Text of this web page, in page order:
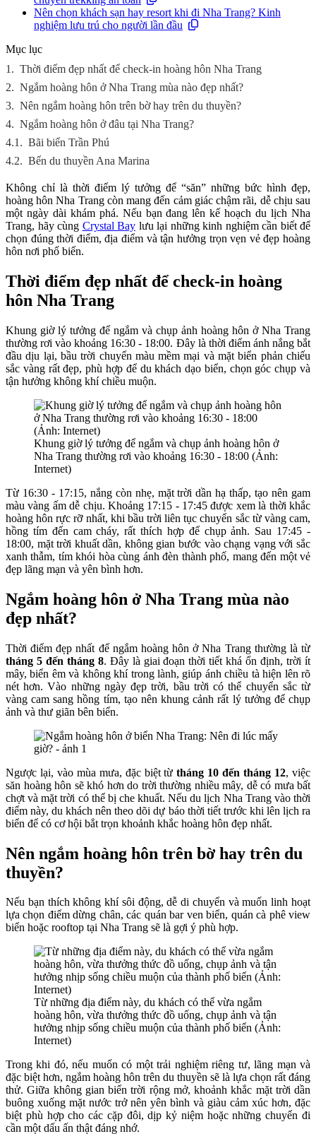
Nên chọn khách sạn hay resort khi đi Nha Trang? Kinh
nghiệm lưu trú cho người lần đầu
Mục lục
1. Thời điểm đẹp nhất để check-in hoàng hôn Nha Trang
2. Ngắm hoàng hôn ở Nha Trang mùa nào đẹp nhất?
3. Nên ngắm hoàng hôn trên bờ hay trên du thuyền?
4. Ngắm hoàng hôn ở đâu tại Nha Trang?
4.1. Bãi biển Trần Phú
4.2. Bến du thuyền Ana Marina
Không chỉ là thời điểm lý tưởng để “săn” những bức hình đẹp,
hoàng hôn Nha Trang còn mang đến cảm giác chậm rãi, dễ chịu sau
một ngày dài khám phá. Nếu bạn đang lên kế hoạch du lịch Nha
Trang, hãy cùng Crystal Bay lưu lại những kinh nghiệm cần biết để
chọn đúng thời điểm, địa điểm và tận hưởng trọn vẹn vẻ đẹp hoàng
hôn nơi phố biển.
Thời điểm đẹp nhất để check-in hoàng
hôn Nha Trang
Khung giờ lý tưởng để ngắm và chụp ảnh hoàng hôn ở Nha Trang
thường rơi vào khoảng 16:30 - 18:00. Đây là thời điểm ánh nắng bắt
đầu dịu lại, bầu trời chuyển màu mềm mại và mặt biển phản chiếu
sắc vàng rất đẹp, phù hợp để du khách dạo biển, chọn góc chụp và
tận hưởng không khí chiều muộn.
Khung giờ lý tưởng để ngắm và chụp ảnh hoàng hôn ở
Nha Trang thường rơi vào khoảng 16:30 - 18:00 (Ảnh:
Internet)
Từ 16:30 - 17:15, nắng còn nhẹ, mặt trời dần hạ thấp, tạo nên gam
màu vàng ấm dễ chịu. Khoảng 17:15 - 17:45 được xem là thời khắc
hoàng hôn rực rỡ nhất, khi bầu trời liên tục chuyển sắc từ vàng cam,
hồng tím đến cam cháy, rất thích hợp để chụp ảnh. Sau 17:45 -
18:00, mặt trời khuất dần, không gian bước vào chạng vạng với sắc
xanh thẫm, tím khói hòa cùng ánh đèn thành phố, mang đến một vẻ
đẹp lãng mạn và yên bình hơn.
Ngắm hoàng hôn ở Nha Trang mùa nào
đẹp nhất?
Thời điểm đẹp nhất để ngắm hoàng hôn ở Nha Trang thường là từ
tháng 5 đến tháng 8. Đây là giai đoạn thời tiết khá ổn định, trời ít
mây, biển êm và không khí trong lành, giúp ánh chiều tà hiện lên rõ
nét hơn. Vào những ngày đẹp trời, bầu trời có thể chuyển sắc từ
vàng cam sang hồng tím, tạo nên khung cảnh rất lý tưởng để chụp
ảnh và thư giãn bên biển.
Ngược lại, vào mùa mưa, đặc biệt từtháng 10 đến tháng 12, việc
săn hoàng hôn sẽ khó hơn do trời thường nhiều mây, dễ có mưa bất
chợt và mặt trời có thể bị che khuất. Nếu du lịch Nha Trang vào thời
điểm này, du khách nên theo dõi dự báo thời tiết trước khi lên lịch ra
biển để có cơ hội bắt trọn khoảnh khắc hoàng hôn đẹp nhất.
Nên ngắm hoàng hôn trên bờ hay trên du
thuyền?
Nếu bạn thích không khí sôi động, dễ di chuyển và muốn linh hoạt
lựa chọn điểm dừng chân, các quán bar ven biển, quán cà phê view
biển hoặc rooftop tại Nha Trang sẽ là gợi ý phù hợp.
Từ những địa điểm này, du khách có thể vừa ngắm
hoàng hôn, vừa thưởng thức đồ uống, chụp ảnh và tận
hưởng nhịp sống chiều muộn của thành phố biển (Ảnh:
Internet)
Trong khi đó, nếu muốn có một trải nghiệm riêng tư, lãng mạn và
đặc biệt hơn, ngắm hoàng hôn trên du thuyền sẽ là lựa chọn rất đáng
thử. Giữa không gian biển trời rộng mở, khoảnh khắc mặt trời dần
buông xuống mặt nước trở nên yên bình và giàu cảm xúc hơn, đặc
biệt phù hợp cho các cặp đôi, dịp kỷ niệm hoặc những chuyến đi
cần một dấu ấn thật đáng nhớ.